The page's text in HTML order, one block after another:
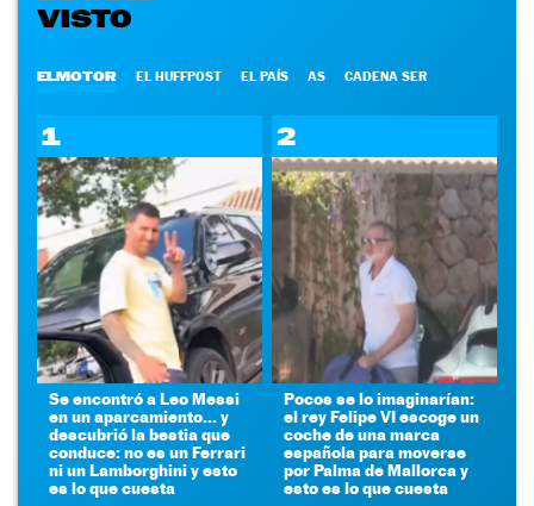
VISTO
ELMOTOR EL HUFFPOST EL PAÍS AS CADENA SER
1
Se encontró a Leo Messi
en un aparcamiento... y
descubrió la bestia que
conduce: no es un Ferrari
ni un Lamborghini y esto
es lo que cuesta
2
Pocos se lo imaginarían:
el rey Felipe VI escoge un
coche de una marca
española para moverse
por Palma de Mallorca y
esto es lo que cuesta